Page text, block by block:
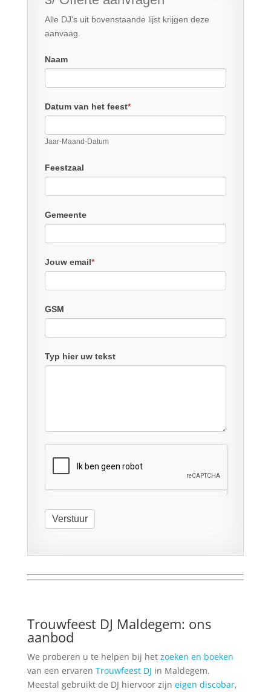
Alle DJ's uit bovenstaande lijst krijgen deze
aanvaag.
Naam
Datum van het feest*
Jaar-Maand-Datum
Feestzaal
Gemeente
Jouw email*
GSM
Typ hier uw tekst
Verstuur
Trouwfeest DJ Maldegem: ons
aanbod
We proberen u te helpen bij het zoeken en boeken
van een ervaren Trouwfeest DJ in Maldegem.
Meestal gebruikt de DJ hiervoor zijn eigen discobar,